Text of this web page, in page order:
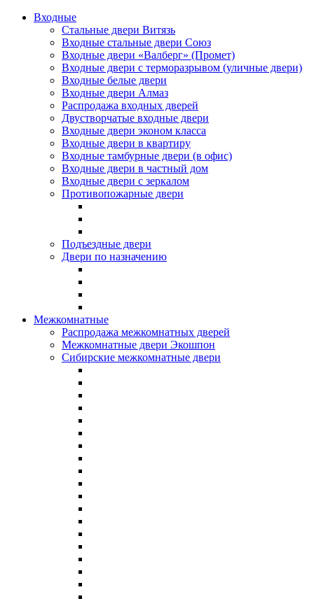
Входные
Стальные двери Витязь
Входные стальные двери Союз
Входные двери «Валберг» (Промет)
Входные двери с терморазрывом (уличные двери)
Входные белые двери
Входные двери Алмаз
Распродажа входных дверей
Двустворчатые входные двери
Входные двери эконом класса
Входные двери в квартиру
Входные тамбурные двери (в офис)
Входные двери в частный дом
Входные двери с зеркалом
Противопожарные двери
Подъездные двери
Двери по назначению
Межкомнатные
Распродажа межкомнатных дверей
Межкомнатные двери Экошпон
Сибирские межкомнатные двери